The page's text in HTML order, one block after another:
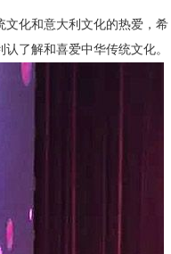
化和意大利文化的热爱，希
了解和喜爱中华传统文化。